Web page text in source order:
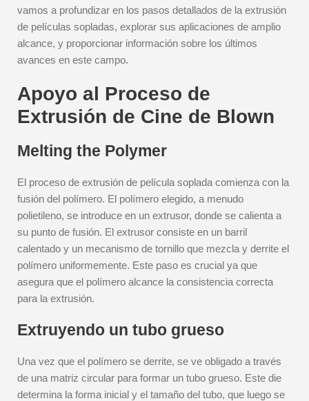
vamos a profundizar en los pasos detallados de la extrusión
de películas sopladas, explorar sus aplicaciones de amplio
alcance, y proporcionar información sobre los últimos
avances en este campo.
Apoyo al Proceso de
Extrusión de Cine de Blown
Melting the Polymer
El proceso de extrusión de película soplada comienza con la
fusión del polímero. El polímero elegido, a menudo
polietileno, se introduce en un extrusor, donde se calienta a
su punto de fusión. El extrusor consiste en un barril
calentado y un mecanismo de tornillo que mezcla y derrite el
polímero uniformemente. Este paso es crucial ya que
asegura que el polímero alcance la consistencia correcta
para la extrusión.
Extruyendo un tubo grueso
Una vez que el polímero se derrite, se ve obligado a través
de una matriz circular para formar un tubo grueso. Este die
determina la forma inicial y el tamaño del tubo, que luego se